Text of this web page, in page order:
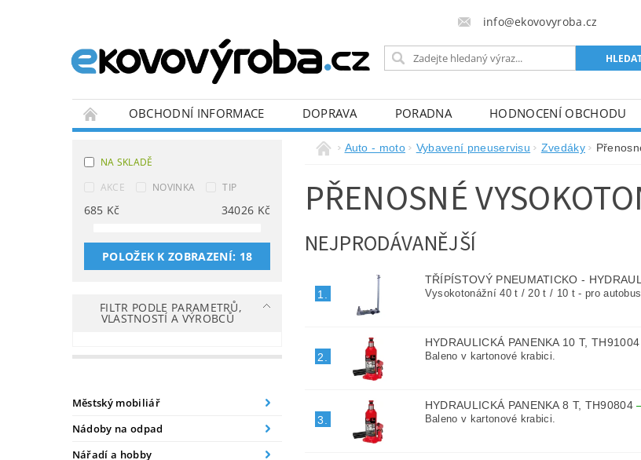
info@ekovovyroba.cz
OBCHODNÍ INFORMACE DOPRAVA PORADNA HODNOCENÍ OBCHODU
NA SKLADĚ
AKCE
NOVINKA TIP
685 Kč 34026 Kč
POLOŽEK K ZOBRAZENÍ: 18
FILTR PODLE PARAMETRŮ,
VLASTNOSTÍ A VÝROBCŮ
Městský mobiliář
Nádoby na odpad
Nářadí a hobby
Auto - moto Vybavení pneuservisu Zvedáky
PŘENOSNÉ
NEJPRODÁVANĚJŠÍ
1.
TŘÍPÍSTOVÝ PNEUMATICKO -
Vysokotonážní 40 t / 20 t / 10 t - pro
2.
HYDRAULICKÁ PANENKA 10 T, TH91004
Baleno v kartonové krabici.
3.
HYDRAULICKÁ PANENKA 8 T, TH90804
Baleno v kartonové krabici.